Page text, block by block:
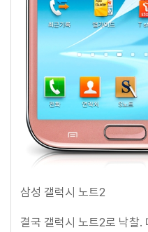
삼성 갤럭시 노트2
결국 갤럭시 노트2로 낙찰.